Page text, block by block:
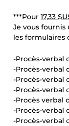
***Pour 17,33
Je vous
les formulaires
-Procès-verbal
-Procès-verbal
-Procès-verbal
-Procès-verbal
-Procès verbal
-Procès-verbal
-Procès-verbal